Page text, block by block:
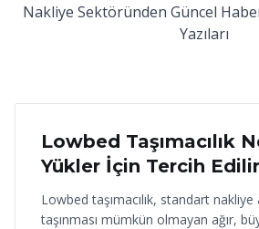
Nakliye Sektöründen Güncel
Yazıları
18 Haziran 2026
Lowbed Taşımacılık
Yükler İçin Tercih
Lowbed taşımacılık, standart nakliye
taşınması mümkün olmayan ağır,